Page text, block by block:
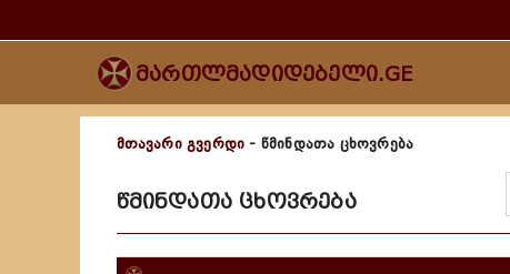
მართლმადიდებელი.GE
მთავარი გვერდი - წმინდათა ცხოვრება
წმინდათა ცხოვრება